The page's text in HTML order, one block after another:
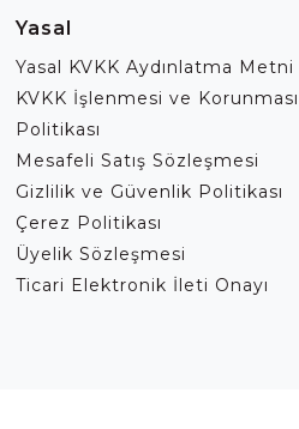
Yasal
Yasal KVKK Aydınlatma Metni
KVKK İşlenmesi ve Korunması
Politikası
Mesafeli Satış Sözleşmesi
Gizlilik ve Güvenlik Politikası
Çerez Politikası
Üyelik Sözleşmesi
Ticari Elektronik İleti Onayı